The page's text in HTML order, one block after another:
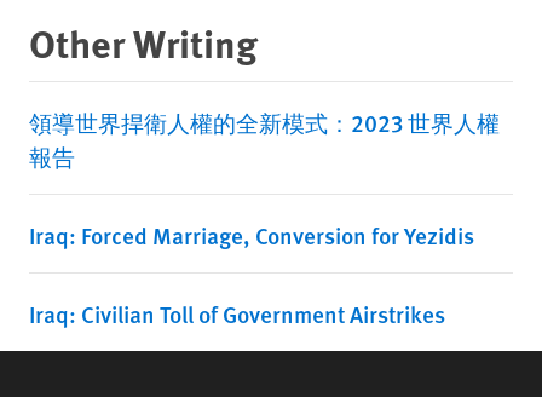
Other Writing
領導世界捍衛人權的全新模式：2023 世界人權
報告
Iraq: Forced Marriage, Conversion for Yezidis
Iraq: Civilian Toll of Government Airstrikes